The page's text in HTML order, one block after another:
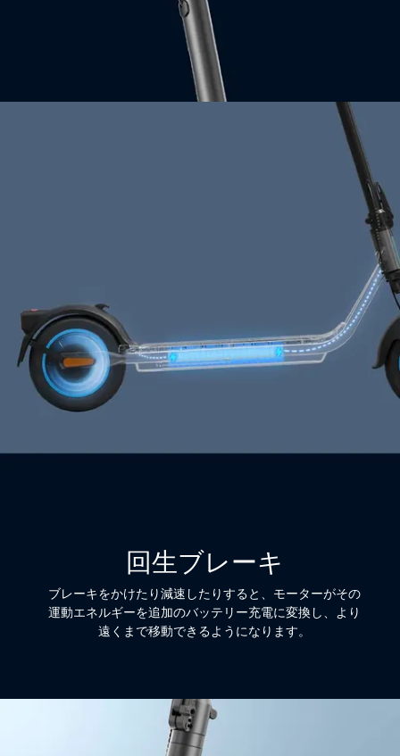
回生ブレーキ
ブレーキをかけたり減速したりすると、モーターがその
運動エネルギーを追加のバッテリー充電に変換し、より
遠くまで移動できるようになります。